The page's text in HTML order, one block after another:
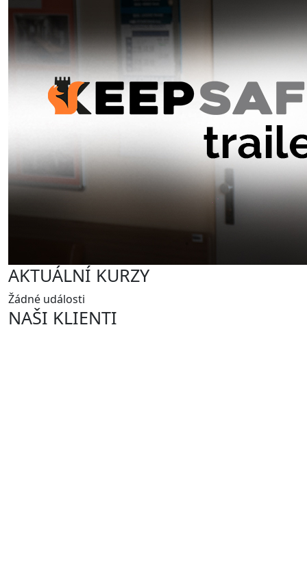
AKTUÁLNÍ KURZY
Žádné události
NAŠI KLIENTI